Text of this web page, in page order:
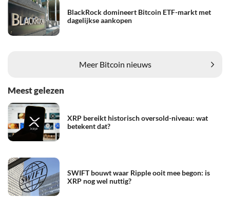
BlackRock domineert Bitcoin ETF-markt met
dagelijkse aankopen
Meer Bitcoin nieuws
Meest gelezen
XRP bereikt historisch oversold-niveau: wat
betekent dat?
SWIFT bouwt waar Ripple ooit mee begon: is
XRP nog wel nuttig?